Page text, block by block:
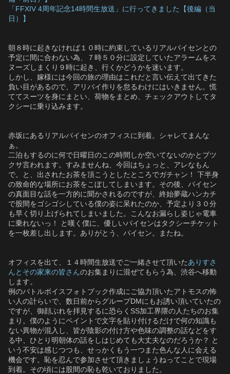
「FFXIV 4周年記念14時間生放送」に行ってきました【後編（当
日）】
朝８時に起きなければ１０時に約束しているリアルパイセンとの
予定に間に合わない為、７時５０分に設定していたアラームをス
ヌーズしまくり９時に起き、行くかどうかを迷います。
しかし、嫁様には今回の旅の理由はこれだと言い伝えて出てきた
負い目があるので、アリバイ作りを怠るわけにはいきません。慌
ててスーツを身にまとい、荷物をまとめ、チェックアウトしてタ
クシーに乗り込みます。
赤坂にあるリアルパイセンのオフィスに到着。シャレてまんな
ぁ。
二泊もするのに何で日曜日のこの時間しか空いてないのかとブツ
クサ言われます。すみませんね、今回はちょっと、アレなもん
で。と、出されたお茶を頂こうとしたところでガチャン！ 下半身
の致命的な場所にお茶をこぼしてしまいます。その後、パイセン
の真面目な話を一方的に聞かされるのですが、終始夢蔵ハンカチ
で股間をゴシゴシしている僕の姿に呆れたのか、予定より３０分
も早く切り上げられてしまいました。こんなお漏らし姿じゃ電車
に乗れないっ！ と嘆く僕に、優しいパイセンはタクシーチケット
を一枚差し出します。ありがとう、パイセン。またね。
オフィスを出て、１４時間生放送でご一緒させて頂いたありすさ
んとその家来の皆さんのお集まりに混ぜてもらう為、渋谷へ移動
します。
例のバトルボイスフォトブック作成にご協力頂いたアトモスの怖
い人の計らいで、数日前からグループDMにもお誘い頂いていたの
ですが、御顔ぶれを拝見するに恐らくSS加工界隈の人たちのお集
まり。僕のようにペイントで文字を貼り付けるだけで何の知識も
ない異物が混入し、皆が陰影の付け方や色味の調整の話などをす
る中、ひとり明朝体の話をしはじめても大丈夫なのだろうか？ と
いう不安は感じつつも、せっかくもう一つまた色んな人に会える
機会です。恥を忍んで参加させて頂きましょうねってことで現場
到着。その頃には股間の恥も乾いておりました。